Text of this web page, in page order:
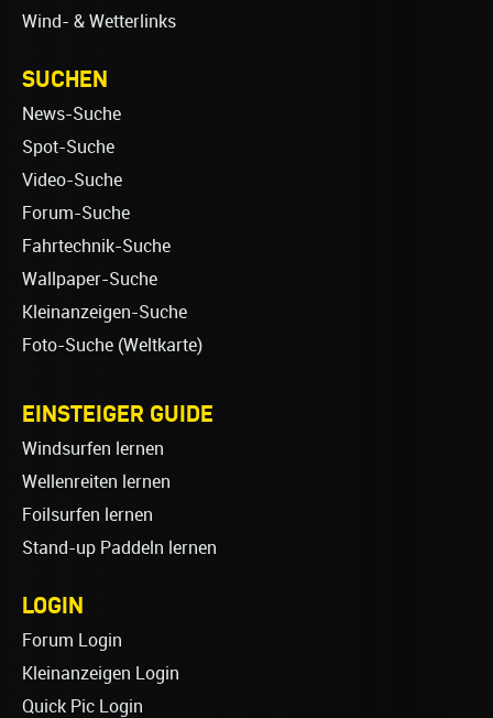
Wind- & Wetterlinks
SUCHEN
News-Suche
Spot-Suche
Video-Suche
Forum-Suche
Fahrtechnik-Suche
Wallpaper-Suche
Kleinanzeigen-Suche
Foto-Suche (Weltkarte)
EINSTEIGER GUIDE
Windsurfen lernen
Wellenreiten lernen
Foilsurfen lernen
Stand-up Paddeln lernen
LOGIN
Forum Login
Kleinanzeigen Login
Quick Pic Login